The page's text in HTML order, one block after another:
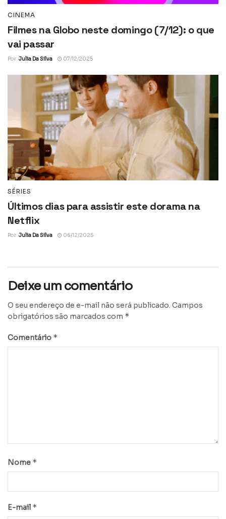
CINEMA
Filmes na Globo neste domingo (7/12): o que
vai passar
Por Julia Da Silva 07/12/2025
SÉRIES
Últimos dias para assistir este dorama na
Netflix
Por Julia Da Silva 06/12/2025
Deixe um comentário
O seu endereço de e-mail não será publicado. Campos
obrigatórios são marcados com *
Comentário *
Nome *
E-mail *